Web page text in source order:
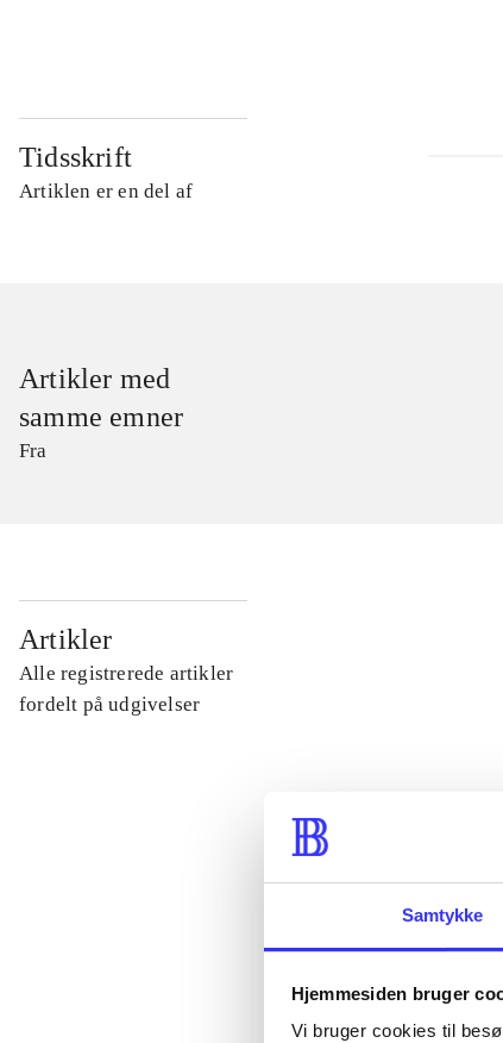
Samtykke
Hjemmesiden bruger
Vi bruger cookies til
Tidsskrift
Artiklen er en del af
Artikler med
samme emner
Fra
Artikler
Alle registrerede artikler
fordelt på udgivelser